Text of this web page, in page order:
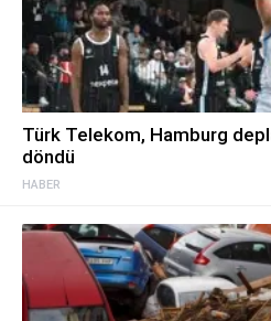
HABER
Türk Telekom, Hamburg
döndü